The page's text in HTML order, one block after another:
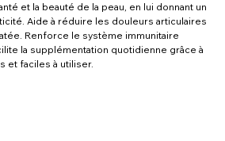
et la beauté de la peau, en lui donnant un
Aide à réduire les douleurs articulaires
Renforce le système immunitaire
la supplémentation quotidienne grâce à
et faciles à utiliser.